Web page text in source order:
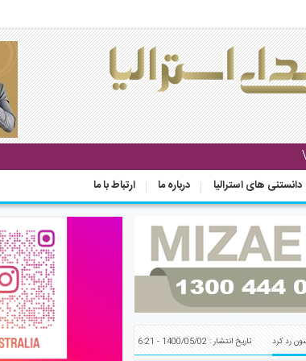
دانستنی های استرالیا درباره ما ارتباط با ما
رد کرد تاریخ انتشار : 1400/05/02 - 6:21